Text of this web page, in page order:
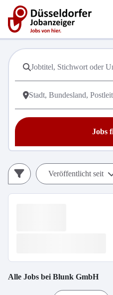
Jobs
Veröffentlicht seit
Alle Jobs bei Blunk GmbH